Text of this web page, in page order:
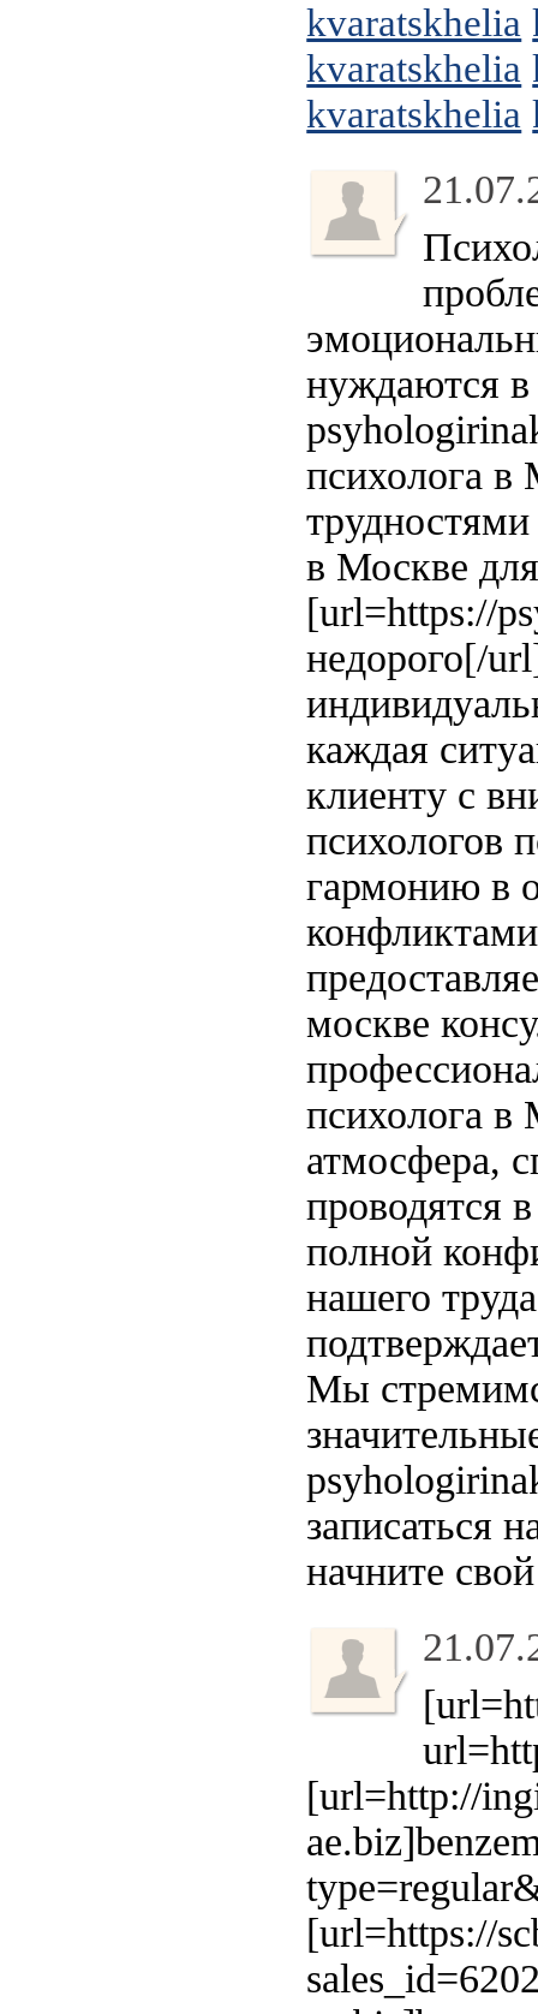
kvaratskhelia
kvaratskhelia
kvaratskhelia
нуждаются
психолога
в Москве
[url=https://
недорого[/
каждая
клиенту с
психологов
гармонию в
москве
психолога в
атмосфера,
проводятся
полной
нашего
Мы
записаться
начните
[url=http://
[url=https://